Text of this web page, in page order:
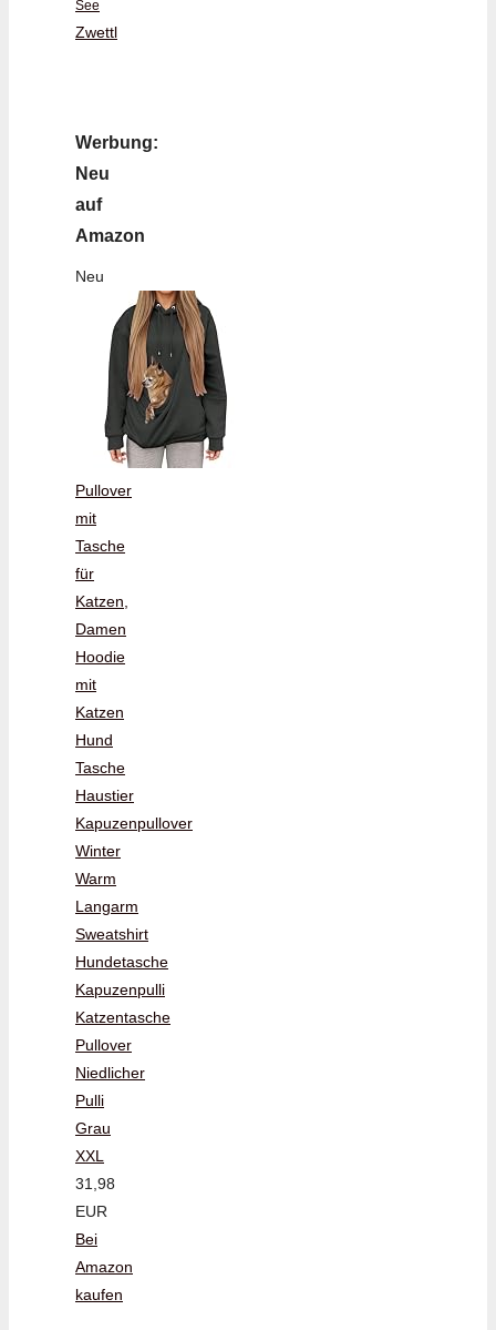
See
Zwettl
Werbung:
Neu
auf
Amazon
Neu
Pullover
mit
Tasche
für
Katzen,
Damen
Hoodie
mit
Katzen
Hund
Tasche
Haustier
Kapuzenpullover
Winter
Warm
Langarm
Sweatshirt
Hundetasche
Kapuzenpulli
Katzentasche
Pullover
Niedlicher
Pulli
Grau
XXL
31,98
EUR
Bei
Amazon
kaufen